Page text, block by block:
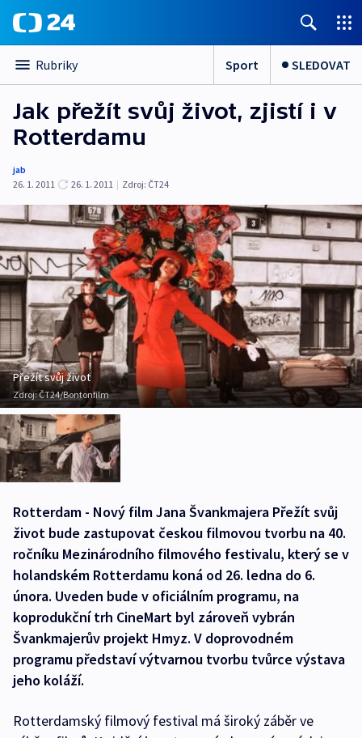
Rubriky Sport SLEDOVAT
Jak přežít svůj život, zjistí i v
Rotterdamu
jab
26. 1. 2011
26. 1. 2011 | Zdroj: ČT24
Přežít svůj život
Zdroj:ČT24/Bontonfilm
Rotterdam - Nový film Jana Švankmajera Přežít svůj
život bude zastupovat českou filmovou tvorbu na 40.
ročníku Mezinárodního filmového festivalu, který se v
holandském Rotterdamu koná od 26. ledna do 6.
února. Uveden bude v oficiálním programu, na
koprodukční trh CineMart byl zároveň vybrán
Švankmajerův projekt Hmyz. V doprovodném
programu představí výtvarnou tvorbu tvůrce výstava
jeho koláží.
Rotterdamský filmový festival má široký záběr ve